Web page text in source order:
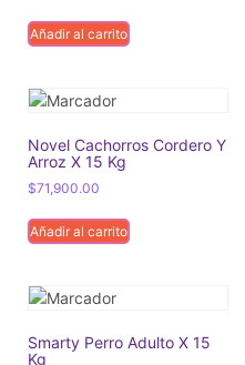
Añadir al carrito
Novel Cachorros Cordero Y
Arroz X 15 Kg
$71,900.00
Añadir al carrito
Smarty Perro Adulto X 15
Kg